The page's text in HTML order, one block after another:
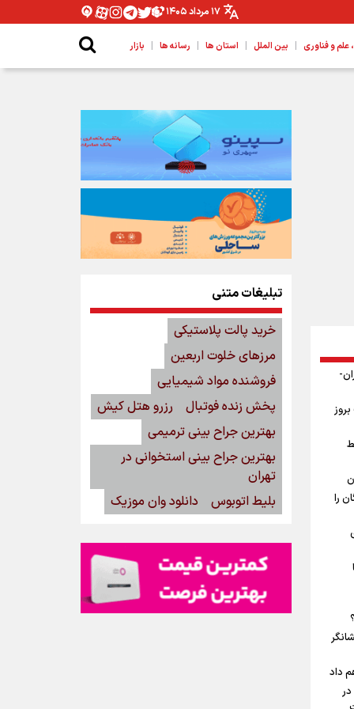
۱۷ مرداد ۱۴۰۵
و فناوری | بین الملل | استان ها | رسانه ها | بازار
را
داد
تبلیغات متنی
خرید پالت پلاستیکی
مرزهای خلوت اربعین
فروشنده مواد شیمیایی
پخش زنده فوتبال
رزرو هتل کیش
بهترین جراح بینی ترمیمی
بهترین جراح بینی استخوانی در
تهران
بلیط اتوبوس
دانلود وان موزیک